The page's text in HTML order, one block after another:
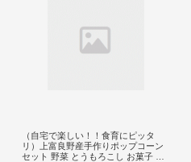
（自宅で楽しい！！食育にピッタ
リ）上富良野産手作りポップコーン
セット 野菜 とうもろこし お菓子 ス